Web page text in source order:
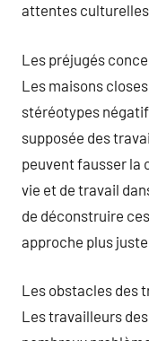
attentes
Les préjugés
Les maisons
stéréotypes
supposée des
peuvent fausser la
vie et de travail
de déconstruire
approche plus
Les obstacles des
Les travailleurs